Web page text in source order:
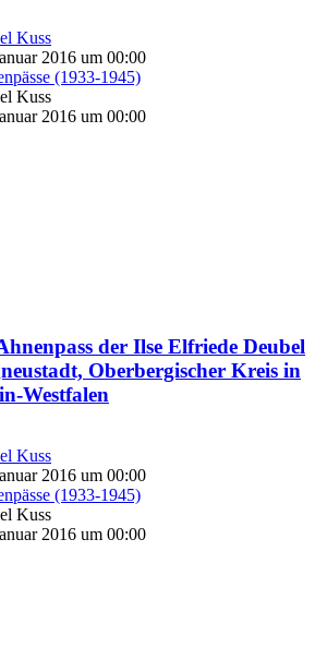
Kuss
2016 um 00:00
(1933-1945)
Kuss
2016 um 00:00
der Ilse Elfriede Deubel
Oberbergischer Kreis in
Westfalen
Kuss
2016 um 00:00
(1933-1945)
Kuss
2016 um 00:00